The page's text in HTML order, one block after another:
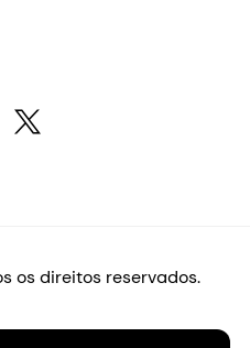
os direitos reservados.